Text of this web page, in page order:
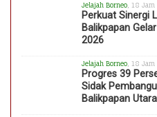
Jelajah Borneo , 18
Perkuat Sinergi
Balikpapan
2026
Jelajah Borneo , 18
Progres 39
Sidak
Balikpapan Utara